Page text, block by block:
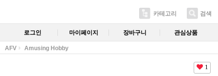
카테고리 검색
로그인 마이페이지 장바구니 관심상품
AFV Amusing Hobby
1